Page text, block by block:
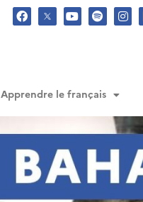
Apprendre le français